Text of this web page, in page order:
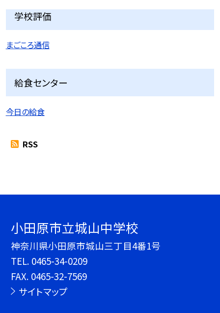
学校評価
まごころ通信
給食センター
今日の給食
RSS
小田原市立城山中学校
神奈川県小田原市城山三丁目4番1号
TEL. 0465-34-0209
FAX. 0465-32-7569
サイトマップ